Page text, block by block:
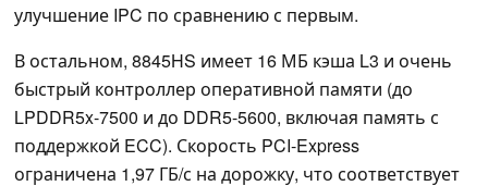
улучшение IPC по сравнению с первым.
В остальном, 8845HS имеет 16 МБ кэша L3 и очень
быстрый контроллер оперативной памяти (до
LPDDR5x-7500 и до DDR5-5600, включая память с
поддержкой ECC). Скорость PCI-Express
ограничена 1,97 ГБ/с на дорожку, что соответствует